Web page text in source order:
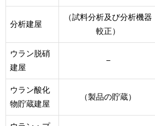
分析建屋
（試料分析及び分析機器
較正）
ウラン脱硝
建屋
−
ウラン酸化
物貯蔵建屋
（製品の貯蔵）